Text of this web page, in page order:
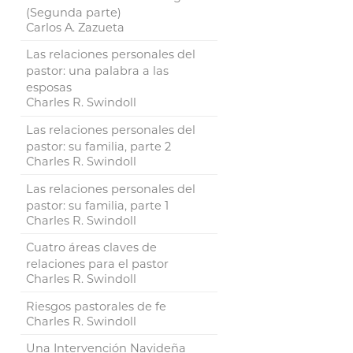
(Segunda parte)
Carlos A. Zazueta
Las relaciones personales del
pastor: una palabra a las
esposas
Charles R. Swindoll
Las relaciones personales del
pastor: su familia, parte 2
Charles R. Swindoll
Las relaciones personales del
pastor: su familia, parte 1
Charles R. Swindoll
Cuatro áreas claves de
relaciones para el pastor
Charles R. Swindoll
Riesgos pastorales de fe
Charles R. Swindoll
Una Intervención Navideña